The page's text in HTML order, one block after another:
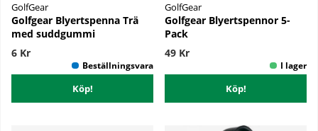
GolfGear
Golfgear Blyertspenna Trä
med suddgummi
6 Kr
Köp!
GolfGear
Golfgear Blyertspennor 5-
Pack
49 Kr
Köp!